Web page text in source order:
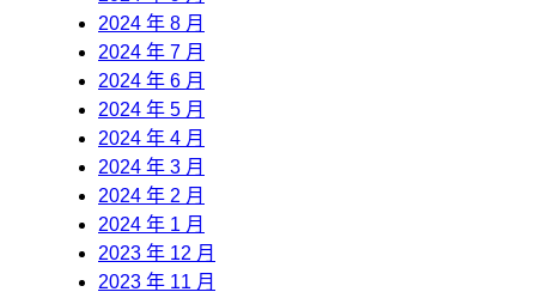
2024 年 8 月
2024 年 7 月
2024 年 6 月
2024 年 5 月
2024 年 4 月
2024 年 3 月
2024 年 2 月
2024 年 1 月
2023 年 12 月
2023 年 11 月